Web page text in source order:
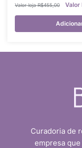
R$455,00
Curadoria de
empresa